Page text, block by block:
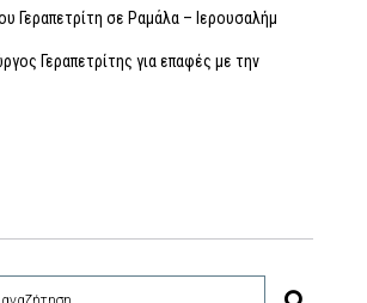
Γεραπετρίτη σε Ραμάλα – Ιερουσαλήμ
Γεραπετρίτης για επαφές με την